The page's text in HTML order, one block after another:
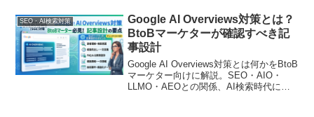
ます
SEO・AI検索対策
Google AI Overviews対策とは？
BtoBマーケターが確認すべき記
事設計
Google AI Overviews対策とは何かをBtoB
マーケター向けに解説。SEO・AIO・
LLMO・AEOとの関係、AI検索時代に確